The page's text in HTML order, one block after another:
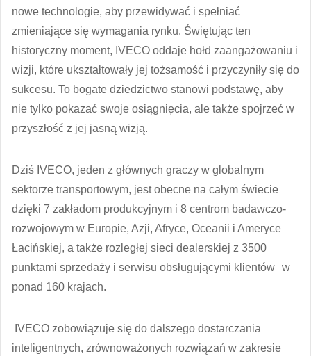
nowe technologie, aby przewidywać i spełniać
zmieniające się wymagania rynku. Świętując ten
historyczny moment, IVECO oddaje hołd zaangażowaniu i
wizji, które ukształtowały jej tożsamość i przyczyniły się do
sukcesu. To bogate dziedzictwo stanowi podstawę, aby
nie tylko pokazać swoje osiągnięcia, ale także spojrzeć w
przyszłość z jej jasną wizją.
Dziś IVECO, jeden z głównych graczy w globalnym
sektorze transportowym, jest obecne na całym świecie
dzięki 7 zakładom produkcyjnym i 8 centrom badawczo-
rozwojowym w Europie, Azji, Afryce, Oceanii i Ameryce
Łacińskiej, a także rozległej sieci dealerskiej z 3500
punktami sprzedaży i serwisu obsługującymi klientów w
ponad 160 krajach.
IVECO zobowiązuje się do dalszego dostarczania
inteligentnych, zrównoważonych rozwiązań w zakresie